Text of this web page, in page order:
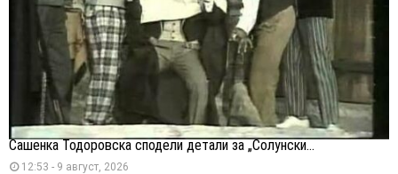
Сашенка Тодоровска сподели детали за „Солунски...
12:53 - 9 август, 2026